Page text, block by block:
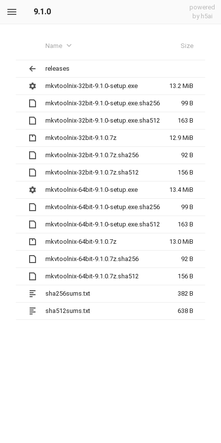
9.1.0
powered
by h5ai
Name Size
releases
mkvtoolnix-32bit-9.1.0-setup.exe 13.2 MiB
mkvtoolnix-32bit-9.1.0-setup.exe.sha256 99 B
mkvtoolnix-32bit-9.1.0-setup.exe.sha512 163 B
mkvtoolnix-32bit-9.1.0.7z 12.9 MiB
mkvtoolnix-32bit-9.1.0.7z.sha256 92 B
mkvtoolnix-32bit-9.1.0.7z.sha512 156 B
mkvtoolnix-64bit-9.1.0-setup.exe 13.4 MiB
mkvtoolnix-64bit-9.1.0-setup.exe.sha256 99 B
mkvtoolnix-64bit-9.1.0-setup.exe.sha512 163 B
mkvtoolnix-64bit-9.1.0.7z 13.0 MiB
mkvtoolnix-64bit-9.1.0.7z.sha256 92 B
mkvtoolnix-64bit-9.1.0.7z.sha512 156 B
sha256sums.txt 382 B
sha512sums.txt 638 B